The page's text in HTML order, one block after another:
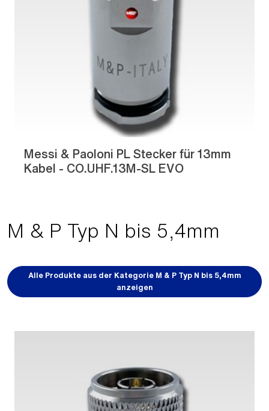
Messi & Paoloni PL Stecker für 13mm
Kabel - CO.UHF.13M-SL EVO
M & P Typ N bis 5,4mm
Alle Produkte aus der Kategorie M & P Typ N bis 5,4mm
anzeigen